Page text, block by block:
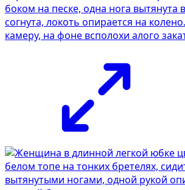
боком на песке, одна нога вытянута
согнута, локоть опирается на
камеру, на фоне всполохи алого